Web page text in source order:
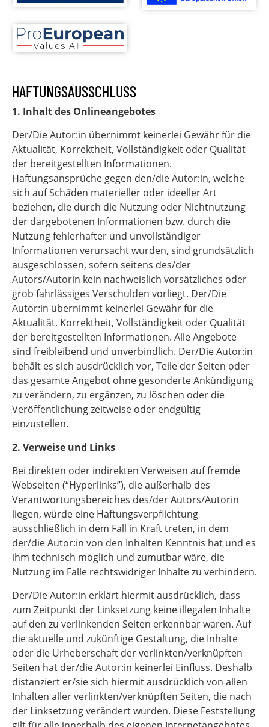
HAFTUNGSAUSSCHLUSS
1. Inhalt des Onlineangebotes
Der/Die Autor:in übernimmt keinerlei Gewähr für die
Aktualität, Korrektheit, Vollständigkeit oder Qualität
der bereitgestellten Informationen.
Haftungsansprüche gegen den/die Autor:in, welche
sich auf Schäden materieller oder ideeller Art
beziehen, die durch die Nutzung oder Nichtnutzung
der dargebotenen Informationen bzw. durch die
Nutzung fehlerhafter und unvollständiger
Informationen verursacht wurden, sind grundsätzlich
ausgeschlossen, sofern seitens des/der
Autors/Autorin kein nachweislich vorsätzliches oder
grob fahrlässiges Verschulden vorliegt. Der/Die
Autor:in übernimmt keinerlei Gewähr für die
Aktualität, Korrektheit, Vollständigkeit oder Qualität
der bereitgestellten Informationen. Alle Angebote
sind freibleibend und unverbindlich. Der/Die Autor:in
behält es sich ausdrücklich vor, Teile der Seiten oder
das gesamte Angebot ohne gesonderte Ankündigung
zu verändern, zu ergänzen, zu löschen oder die
Veröffentlichung zeitweise oder endgültig
einzustellen.
2. Verweise und Links
Bei direkten oder indirekten Verweisen auf fremde
Webseiten (“Hyperlinks”), die außerhalb des
Verantwortungsbereiches des/der Autors/Autorin
liegen, würde eine Haftungsverpflichtung
ausschließlich in dem Fall in Kraft treten, in dem
der/die Autor:in von den Inhalten Kenntnis hat und es
ihm technisch möglich und zumutbar wäre, die
Nutzung im Falle rechtswidriger Inhalte zu verhindern.
Der/Die Autor:in erklärt hiermit ausdrücklich, dass
zum Zeitpunkt der Linksetzung keine illegalen Inhalte
auf den zu verlinkenden Seiten erkennbar waren. Auf
die aktuelle und zukünftige Gestaltung, die Inhalte
oder die Urheberschaft der verlinkten/verknüpften
Seiten hat der/die Autor:in keinerlei Einfluss. Deshalb
distanziert er/sie sich hiermit ausdrücklich von allen
Inhalten aller verlinkten/verknüpften Seiten, die nach
der Linksetzung verändert wurden. Diese Feststellung